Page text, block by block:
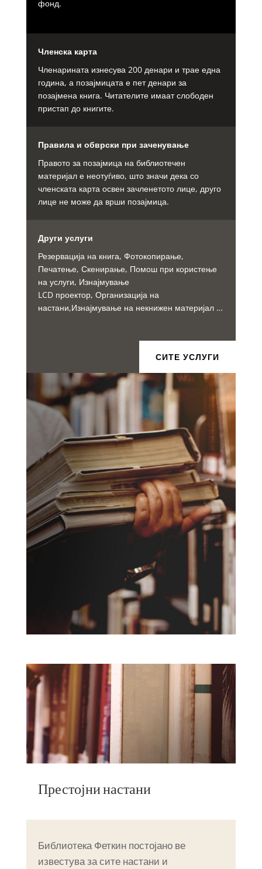
фонд.
Членска карта
Членарината изнесува 200 денари и трае една
година, а позајмицата е пет денари за
позајмена книга. Читателите имаат слободен
пристап до книгите.
Правила и обврски при заченување
Правото за позајмица на библиотечен
материјал е неотуѓиво, што значи дека со
членската карта освен зачленетото лице, друго
лице не може да врши позајмица.
Други услуги
Резервација на книга, Фотокопирање,
Печатење, Скенирање, Помош при користење
на услуги, Изнајмување
LCD проектор, Организација на
настани,Изнајмување на некнижен материјал …
СИТЕ УСЛУГИ
Престојни настани
Библиотека Феткин постојано ве
известува за сите настани и